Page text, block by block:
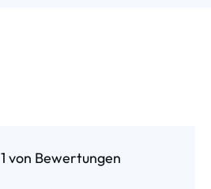
1 von Bewertungen